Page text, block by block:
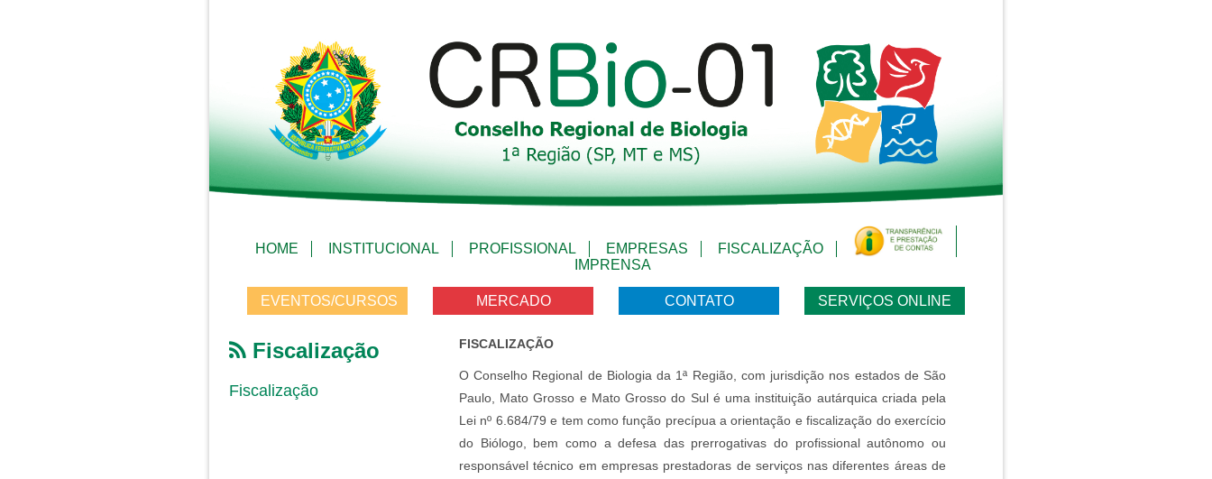
HOME INSTITUCIONAL PROFISSIONAL EMPRESAS
FISCALIZAÇÃO
IMPRENSA
EVENTOS/CURSOS MERCADO CONTATO SERVIÇOS ONLINE
Fiscalização
Fiscalização
FISCALIZAÇÃO
O Conselho Regional de Biologia da 1ª Região, com jurisdição nos estados de São
Paulo, Mato Grosso e Mato Grosso do Sul é uma instituição autárquica criada pela
Lei nº 6.684/79 e tem como função precípua a orientação e fiscalização do exercício
do Biólogo, bem como a defesa das prerrogativas do profissional autônomo ou
responsável técnico em empresas prestadoras de serviços nas diferentes áreas de